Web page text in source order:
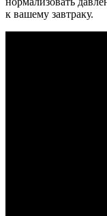
к вашему завтраку.